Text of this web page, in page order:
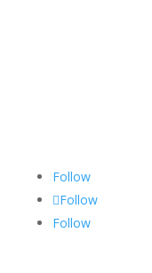
Follow
Follow
Follow